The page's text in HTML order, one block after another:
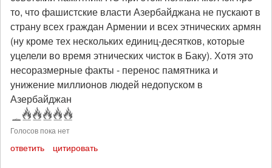
то, что фашистские власти Азербайджана не пускают в
страну всех граждан Армении и всех этнических армян
(ну кроме тех нескольких единиц-десятков, которые
уцелели во время этнических чисток в Баку). Хотя это
несоразмерные факты - перенос памятника и
унижение миллионов людей недопуском в
Азербайджан
Голосов пока нет
ответить цитировать